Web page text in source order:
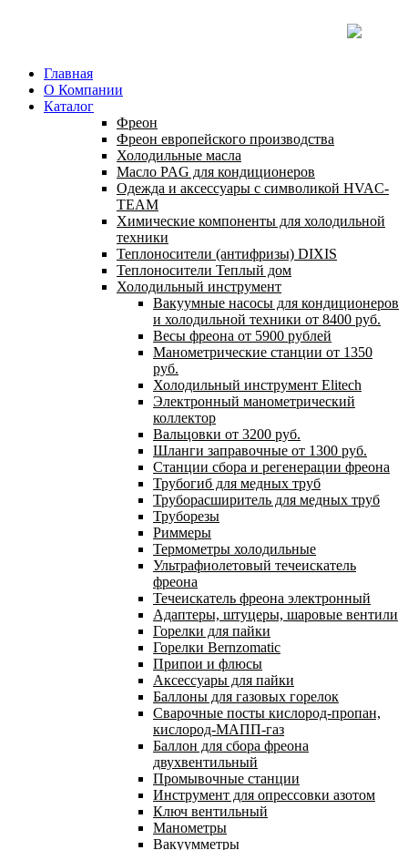
Главная
О Компании
Каталог
Фреон
Фреон европейского производства
Холодильные масла
Масло PAG для кондиционеров
Одежда и аксессуары с символикой HVAC-
TEAM
Химические компоненты для холодильной
техники
Теплоносители (антифризы) DIXIS
Теплоносители Теплый дом
Холодильный инструмент
Вакуумные насосы для кондиционеров
и холодильной техники от 8400 руб.
Весы фреона от 5900 рублей
Манометрические станции от 1350
руб.
Холодильный инструмент Elitech
Электронный манометрический
коллектор
Вальцовки от 3200 руб.
Шланги заправочные от 1300 руб.
Станции сбора и регенерации фреона
Трубогиб для медных труб
Труборасширитель для медных труб
Труборезы
Риммеры
Термометры холодильные
Ультрафиолетовый течеискатель
фреона
Течеискатель фреона электронный
Адаптеры, штуцеры, шаровые вентили
Горелки для пайки
Горелки Bernzomatic
Припои и флюсы
Аксессуары для пайки
Баллоны для газовых горелок
Сварочные посты кислород-пропан,
кислород-МАПП-газ
Баллон для сбора фреона
двухвентильный
Промывочные станции
Инструмент для опрессовки азотом
Ключ вентильный
Манометры
Вакуумметры